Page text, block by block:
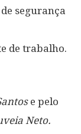
segurança
de trabalho.
e pelo
Neto.